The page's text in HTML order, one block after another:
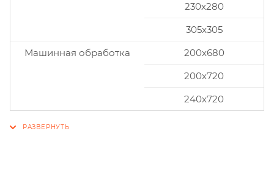
230x280
305x305
Машинная обработка
200х680
200х720
240х720